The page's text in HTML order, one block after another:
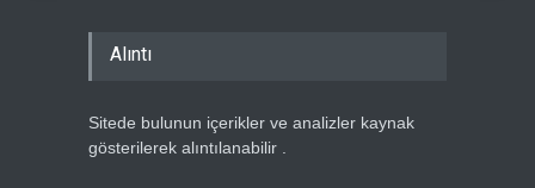
Alıntı
Sitede bulunun içerikler ve analizler kaynak
gösterilerek alıntılanabilir .